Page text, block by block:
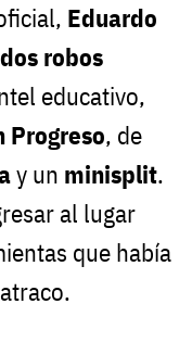
Eduardo
dos robos
educativo,
Progreso, de
y un minisplit.
al lugar
que había